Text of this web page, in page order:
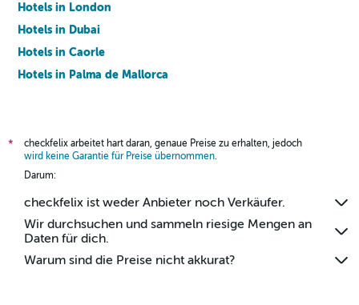
Hotels in London
Hotels in Dubai
Hotels in Caorle
Hotels in Palma de Mallorca
*
checkfelix arbeitet hart daran, genaue Preise zu erhalten, jedoch
wird keine Garantie für Preise übernommen.
Darum:
checkfelix ist weder Anbieter noch Verkäufer.
Wir durchsuchen und sammeln riesige Mengen an
Daten für dich.
Warum sind die Preise nicht akkurat?